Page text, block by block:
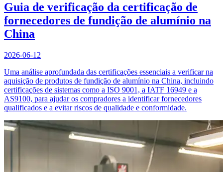
Guia de verificação da certificação de
fornecedores de fundição de alumínio na
China
2026-06-12
Uma análise aprofundada das certificações essenciais a verificar na
aquisição de produtos de fundição de alumínio na China, incluindo
certificações de sistemas como a ISO 9001, a IATF 16949 e a
AS9100, para ajudar os compradores a identificar fornecedores
qualificados e a evitar riscos de qualidade e conformidade.